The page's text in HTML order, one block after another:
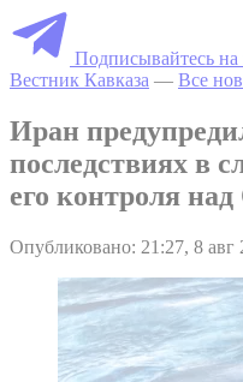
Подписывайтесь
Вестник Кавказа — Все
Иран
последствиях в
его контроля
Опубликовано: 21:27, 8